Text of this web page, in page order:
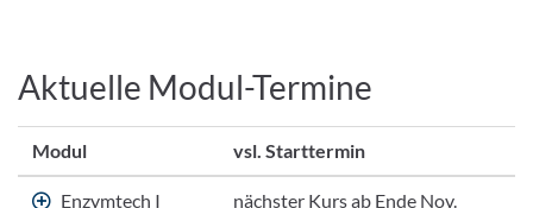
Aktuelle Modul-Termine
Modul vsl. Starttermin
Enzymtech I
nächster Kurs ab Ende Nov.